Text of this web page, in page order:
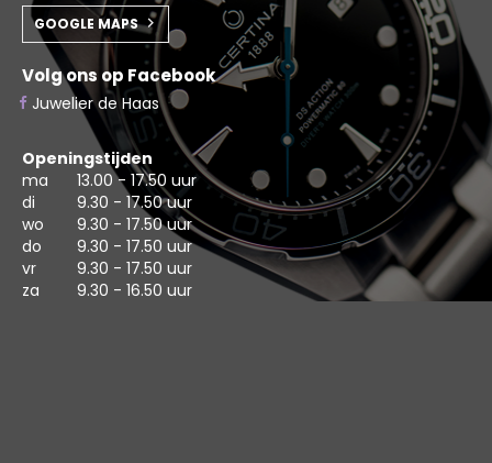
GOOGLE MAPS
Volg ons op Facebook
Juwelier de Haas
Openingstijden
ma
13.00 - 17.50 uur
di
9.30 - 17.50 uur
wo
9.30 - 17.50 uur
do
9.30 - 17.50 uur
vr
9.30 - 17.50 uur
za
9.30 - 16.50 uur